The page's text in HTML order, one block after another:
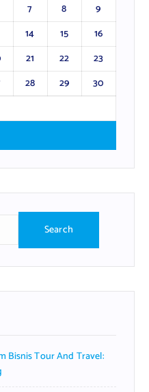
7 8
9
14 15
16
21 22
23
28 29
30
Bisnis Tour And Travel: